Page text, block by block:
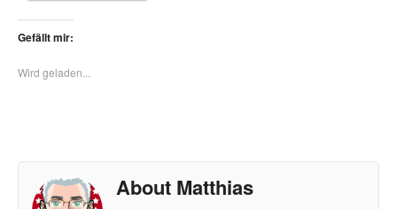
Gefällt mir:
Wird geladen...
About Matthias